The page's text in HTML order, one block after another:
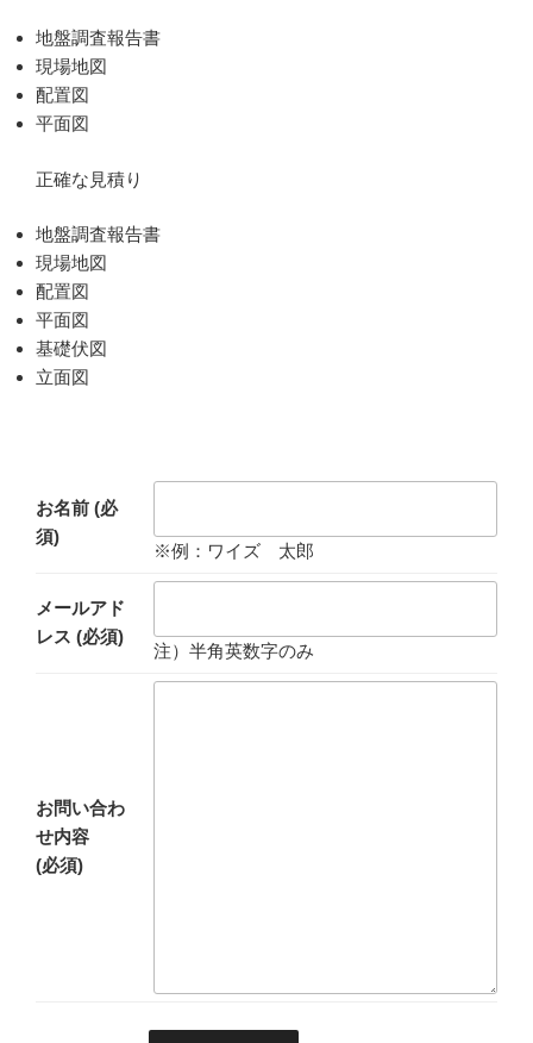
地盤調査報告書
現場地図
配置図
平面図
正確な見積り
地盤調査報告書
現場地図
配置図
平面図
基礎伏図
立面図
お名前 (必
須)
※例：ワイズ 太郎
メールアド
レス (必須)
注）半角英数字のみ
お問い合わ
せ内容
(必須)